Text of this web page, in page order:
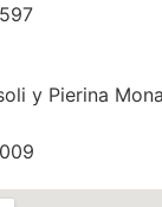
y Pierina